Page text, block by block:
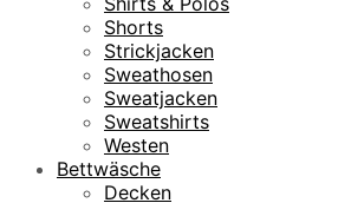
Shorts
Strickjacken
Sweathosen
Sweatjacken
Sweatshirts
Westen
Bettwäsche
Decken